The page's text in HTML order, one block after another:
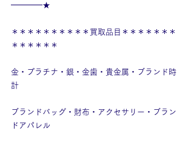
━━━━★
＊＊＊＊＊＊＊＊＊＊買取品目＊＊＊＊＊＊＊
＊＊＊＊＊＊
金・プラチナ・銀・金歯・貴金属・ブランド時
計
ブランドバッグ・財布・アクセサリー・ブラン
ドアパレル